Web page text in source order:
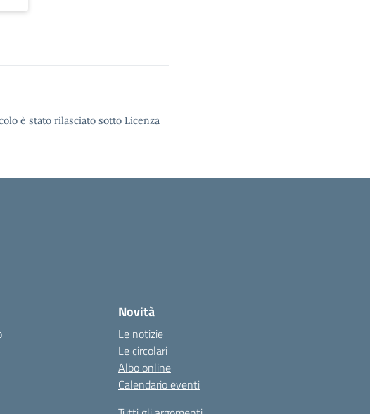
è stato rilasciato sotto Licenza
Novità
Le notizie
Le circolari
Albo online
Calendario eventi